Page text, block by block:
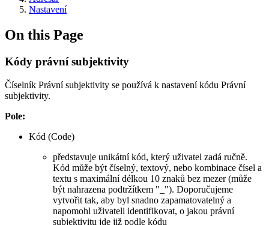
Nastavení
On this Page
Kódy právní subjektivity
Číselník Právní subjektivity se používá k nastavení kódu Právní
subjektivity.
Pole:
Kód (Code)
představuje unikátní kód, který uživatel zadá ručně.
Kód může být číselný, textový, nebo kombinace čísel a
textu s maximální délkou 10 znaků bez mezer (může
být nahrazena podtržítkem "_"). Doporučujeme
vytvořit tak, aby byl snadno zapamatovatelný a
napomohl uživateli identifikovat, o jakou právní
subjektivitu jde již podle kódu